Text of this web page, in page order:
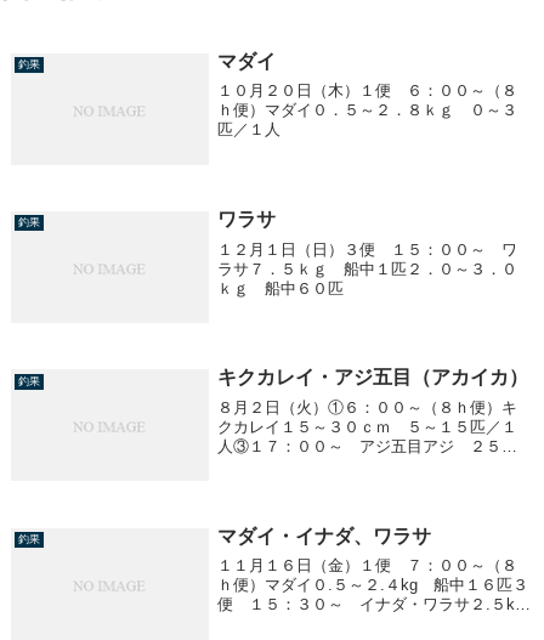
釣果 マダイ
１０月２０日（木）１便 ６：００～（８
ｈ便）マダイ０．５～２．８ｋｇ ０～３
匹／１人
釣果 ワラサ
１２月１日（日）３便 １５：００～ ワ
ラサ７．５ｋｇ 船中１匹２．０～３．０
ｋｇ 船中６０匹
釣果 キクカレイ・アジ五目（アカイカ）
８月２日（火）①６：００～（８ｈ便）キ
クカレイ１５～３０ｃｍ ５～１５匹／１
人③１７：００～ アジ五目アジ ２５～
他、サバ
釣果 マダイ・イナダ、ワラサ
１１月１６日（金）１便 ７：００～（８
ｈ便）マダイ０.５～２.４kg 船中１６匹３
便 １５：３０～ イナダ・ワラサ２.５kg